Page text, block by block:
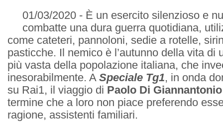
01/03/2020 - È un esercito silenzioso e
combatte una dura guerra quotidiana,
come cateteri, pannoloni, sedie a rotelle,
pasticche. Il nemico è l’autunno della vita di
più vasta della popolazione italiana, che
inesorabilmente. A Speciale Tg1, in onda
su Rai1, il viaggio di Paolo Di Giannantonio
termine che a loro non piace preferendo
ragione, assistenti familiari.